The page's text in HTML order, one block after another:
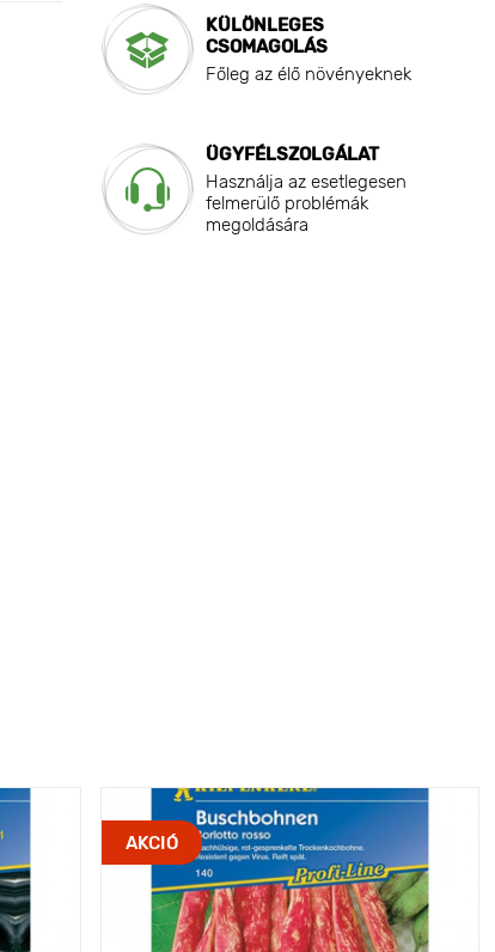
KÜLÖNLEGES
CSOMAGOLÁS
Főleg az élő növényeknek
ÜGYFÉLSZOLGÁLAT
Használja az esetlegesen
felmerülő problémák
megoldására
AKCIÓ